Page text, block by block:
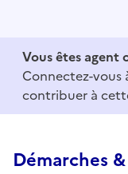
Vous êtes agent
Connectez-vous
contribuer à
Démarches